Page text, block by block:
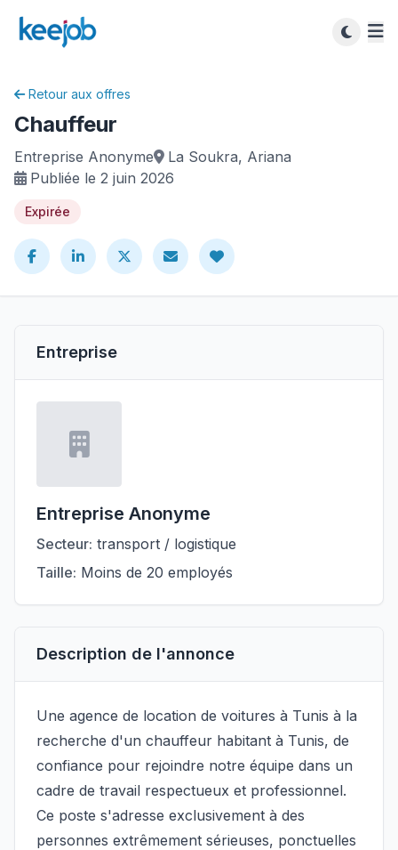
Retour aux offres
Chauffeur
Entreprise Anonyme
La Soukra, Ariana
Publiée le 2 juin 2026
Expirée
Entreprise
Entreprise Anonyme
Secteur: transport / logistique
Taille: Moins de 20 employés
Description de l'annonce
Une agence de location de voitures à Tunis à la
recherche d'un chauffeur habitant à Tunis, de
confiance pour rejoindre notre équipe dans un
cadre de travail respectueux et professionnel.
Ce poste s'adresse exclusivement à des
personnes extrêmement sérieuses, ponctuelles